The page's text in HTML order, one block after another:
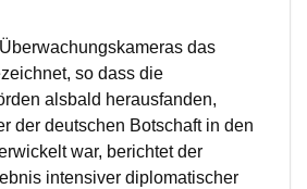
das
so dass die
alsbald herausfanden,
der deutschen Botschaft in den
war, berichtet der
intensiver diplomatischer